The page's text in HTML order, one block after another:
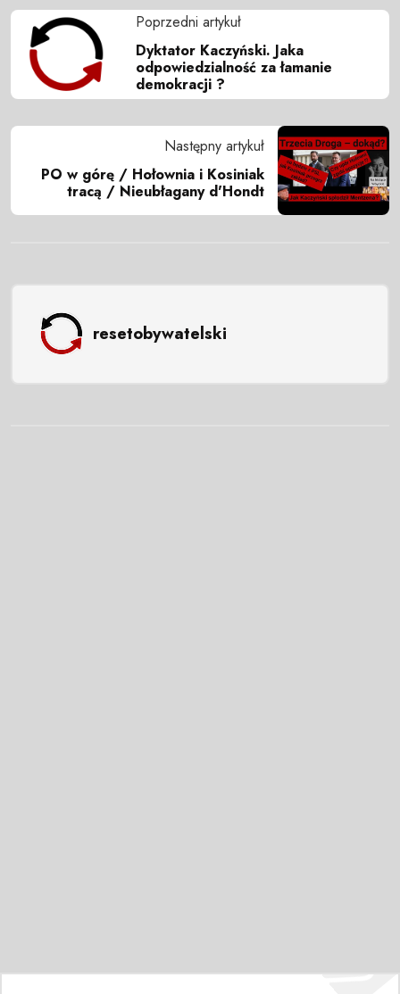
Poprzedni artykuł
Dyktator Kaczyński. Jaka
odpowiedzialność za łamanie
demokracji ?
Następny artykuł
PO w górę / Hołownia i Kosiniak
tracą / Nieubłagany d'Hondt
resetobywatelski